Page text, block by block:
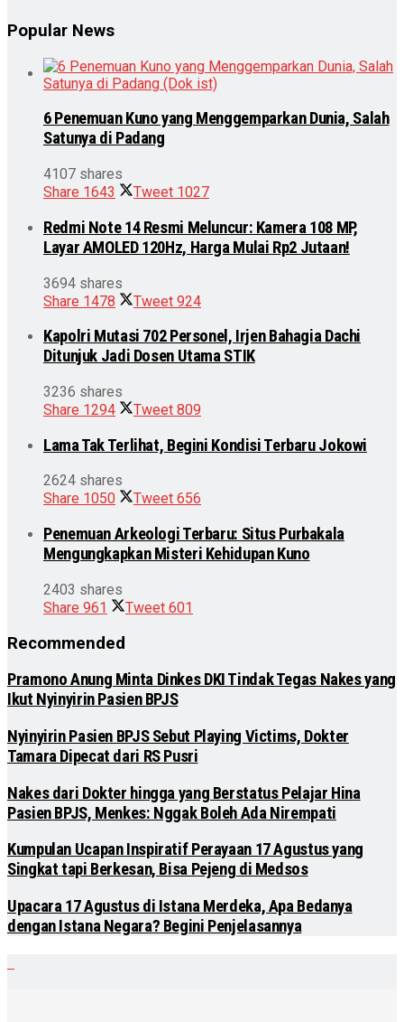
Popular News
6 Penemuan Kuno yang Menggemparkan Dunia, Salah
Satunya di Padang
4107 shares
Share 1643 Tweet 1027
Redmi Note 14 Resmi Meluncur: Kamera 108 MP,
Layar AMOLED 120Hz, Harga Mulai Rp2 Jutaan!
3694 shares
Share 1478 Tweet 924
Kapolri Mutasi 702 Personel, Irjen Bahagia Dachi
Ditunjuk Jadi Dosen Utama STIK
3236 shares
Share 1294 Tweet 809
Lama Tak Terlihat, Begini Kondisi Terbaru Jokowi
2624 shares
Share 1050 Tweet 656
Penemuan Arkeologi Terbaru: Situs Purbakala
Mengungkapkan Misteri Kehidupan Kuno
2403 shares
Share 961 Tweet 601
Recommended
Pramono Anung Minta Dinkes DKI Tindak Tegas Nakes yang
Ikut Nyinyirin Pasien BPJS
Nyinyirin Pasien BPJS Sebut Playing Victims, Dokter
Tamara Dipecat dari RS Pusri
Nakes dari Dokter hingga yang Berstatus Pelajar Hina
Pasien BPJS, Menkes: Nggak Boleh Ada Nirempati
Kumpulan Ucapan Inspiratif Perayaan 17 Agustus yang
Singkat tapi Berkesan, Bisa Pejeng di Medsos
Upacara 17 Agustus di Istana Merdeka, Apa Bedanya
dengan Istana Negara? Begini Penjelasannya